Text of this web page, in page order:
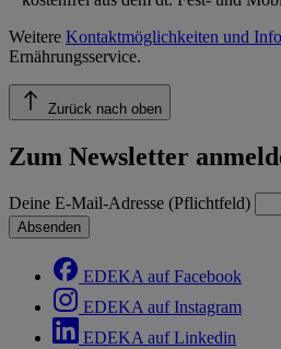
Weitere Kontaktmöglichkeiten und
Ernährungsservice.
Zurück nach oben
Zum Newsletter
Deine E-Mail-Adresse (Pflichtfeld)
Absenden
EDEKA auf Facebook
EDEKA auf Instagram
EDEKA auf Linkedin